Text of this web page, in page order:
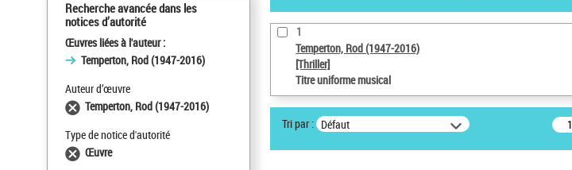
Recherche avancée dans les
notices d’autorité
Œuvres liées à l'auteur :
Temperton, Rod (1947-2016)
Auteur d’œuvre
Temperton, Rod (1947-2016)
Type de notice d'autorité
Œuvre
1
Temperton, Rod (1947-2016)
[Thriller]
Titre uniforme musical
Tri par : Défaut